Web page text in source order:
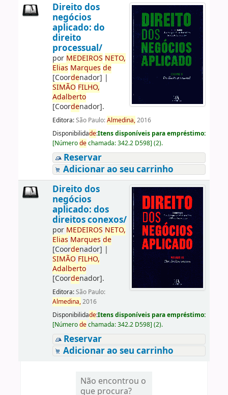
Direito dos
negócios
aplicado: do
direito
processual/
por MEDEIROS NETO,
Elias Marques de
[Coordenador] |
SIMÃO FILHO,
Adalberto
[Coordenador].
Editora:São Paulo:Almedina,2016
Disponibilidade:Itens disponíveis para empréstimo:
[Númerodechamada:342.2 D598] (2).
Reservar
Adicionar ao seu carrinho
Direito dos
negócios
aplicado: dos
direitos conexos/
por MEDEIROS NETO,
Elias Marques de
[Coordenador] |
SIMÃO FILHO,
Adalberto
[Coordenador].
Editora:São Paulo:
Almedina,2016
Disponibilidade:Itens disponíveis para empréstimo:
[Númerodechamada:342.2 D598] (2).
Reservar
Adicionar ao seu carrinho
Não encontrou o
que procura?